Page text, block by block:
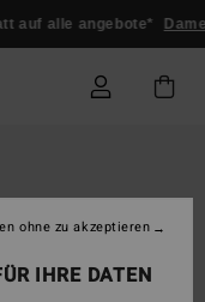
alle angebote* Damen
IHRE DATEN
ohne zu akzeptieren